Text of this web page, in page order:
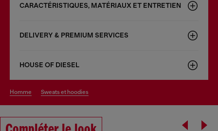
CARACTÉRISTIQUES, MATÉRIAUX ET ENTRETIEN
DELIVERY & PREMIUM SERVICES
HOUSE OF DIESEL
homme sweats et hoodies